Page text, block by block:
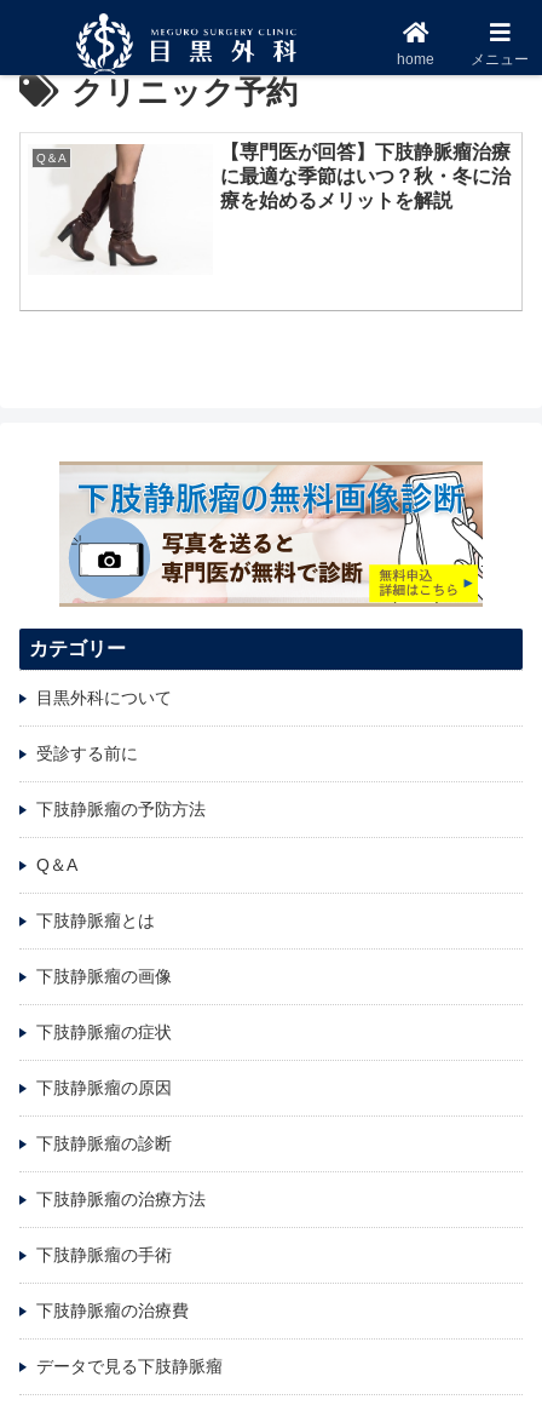
クリニック予約
Q＆A
【専門医が回答】下肢静脈瘤治療
に最適な季節はいつ？秋・冬に治
療を始めるメリットを解説
カテゴリー
目黒外科について
受診する前に
下肢静脈瘤の予防方法
Q＆A
下肢静脈瘤とは
下肢静脈瘤の画像
下肢静脈瘤の症状
下肢静脈瘤の原因
下肢静脈瘤の診断
下肢静脈瘤の治療方法
下肢静脈瘤の手術
下肢静脈瘤の治療費
データで見る下肢静脈瘤
home メニュー